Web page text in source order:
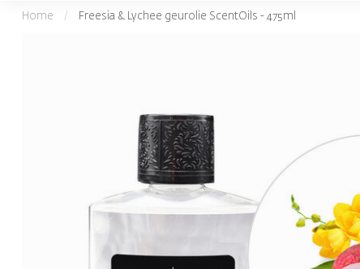
Home / Freesia & Lychee geurolie ScentOils - 475ml